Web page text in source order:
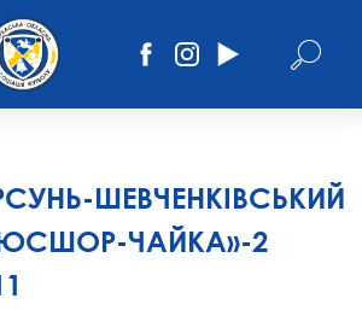
ШЕВЧЕНКІВСЬКИЙ
ЧАЙКА»-2